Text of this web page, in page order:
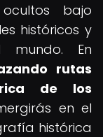
bajo
históricos y
mundo. En
rutas
de los
en el
histórica